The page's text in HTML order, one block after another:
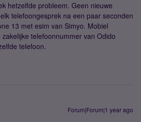
hetzelfde probleem. Geen nieuwe
telefoongesprek na een paar seconden
13 met esim van Simyo. Mobiel
telefoonnummer van Odido
telefoon.
Forum|Forum|1 year ago